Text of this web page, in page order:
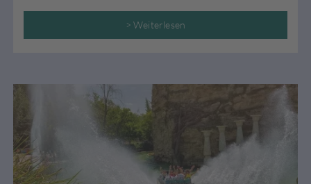
wohlverdienten Urlaub jeder auf seine Kosten
kommt – sowohl die Schützlinge als auch die Eltern,
haben wir hier einige spannende Tipps und
> Weiterlesen